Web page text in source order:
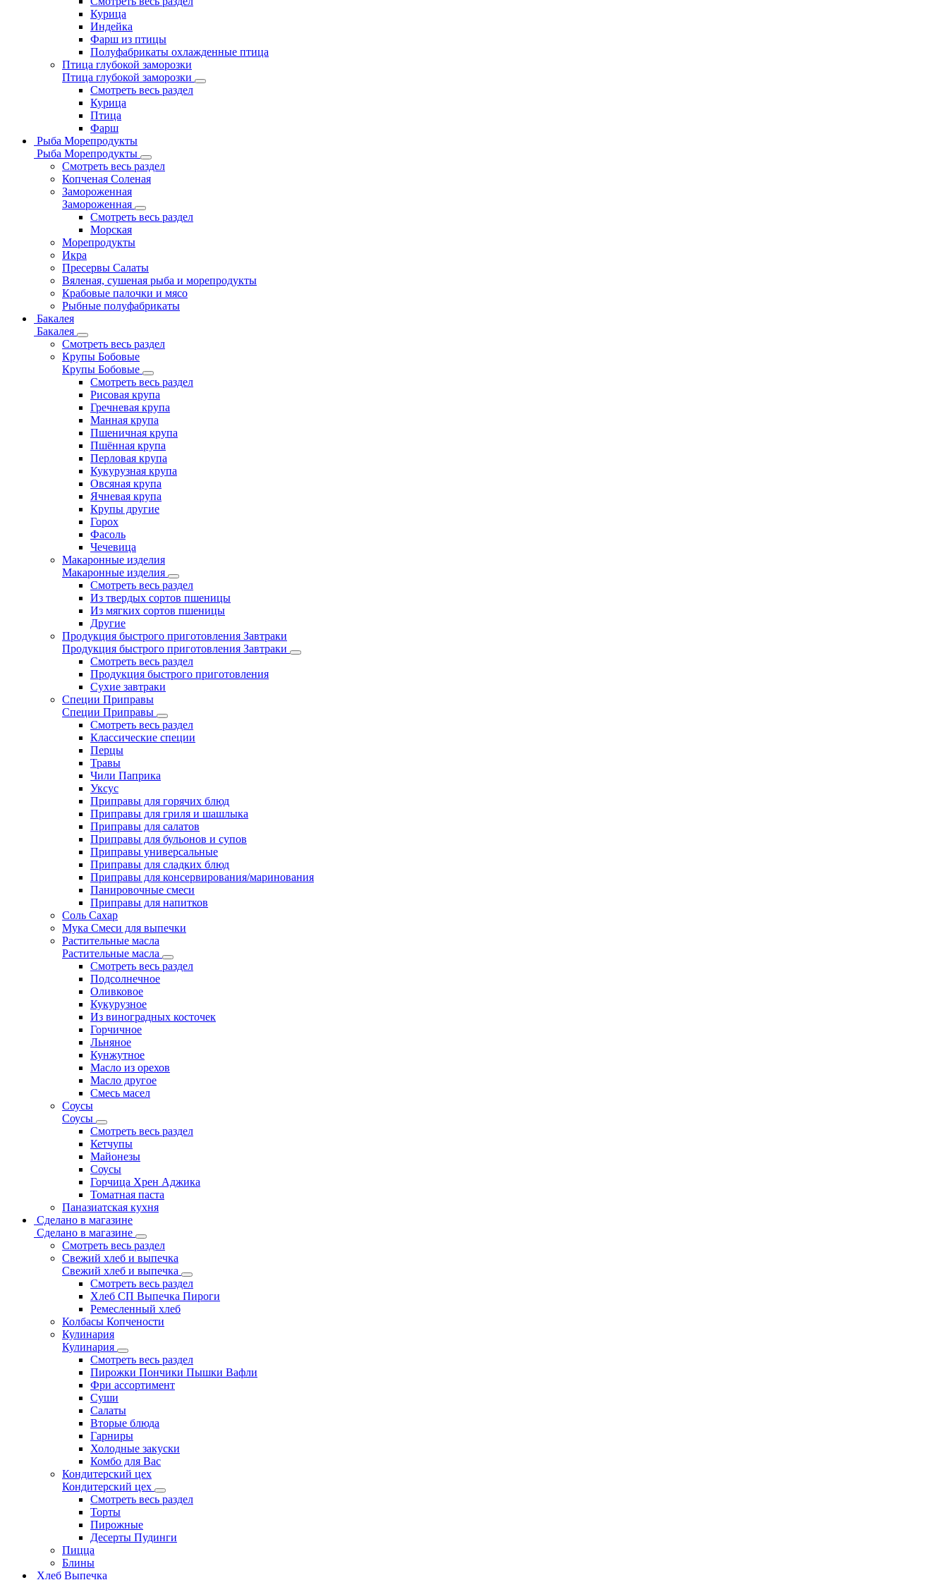
Курица
Индейка
Фарш из птицы
Полуфабрикаты охлажденные птица
Птица глубокой заморозки
Птица глубокой заморозки
Смотреть весь раздел
Курица
Птица
Фарш
Рыба Морепродукты
Рыба Морепродукты
Смотреть весь раздел
Копченая Соленая
Замороженная
Замороженная
Смотреть весь раздел
Морская
Морепродукты
Икра
Пресервы Салаты
Вяленая, сушеная рыба и морепродукты
Крабовые палочки и мясо
Рыбные полуфабрикаты
Бакалея
Бакалея
Смотреть весь раздел
Крупы Бобовые
Крупы Бобовые
Смотреть весь раздел
Рисовая крупа
Гречневая крупа
Манная крупа
Пшеничная крупа
Пшённая крупа
Перловая крупа
Кукурузная крупа
Овсяная крупа
Ячневая крупа
Крупы другие
Горох
Фасоль
Чечевица
Макаронные изделия
Макаронные изделия
Смотреть весь раздел
Из твердых сортов пшеницы
Из мягких сортов пшеницы
Другие
Продукция быстрого приготовления Завтраки
Продукция быстрого приготовления Завтраки
Смотреть весь раздел
Продукция быстрого приготовления
Сухие завтраки
Специи Приправы
Специи Приправы
Смотреть весь раздел
Классические специи
Перцы
Травы
Чили Паприка
Уксус
Приправы для горячих блюд
Приправы для гриля и шашлыка
Приправы для салатов
Приправы для бульонов и супов
Приправы универсальные
Приправы для сладких блюд
Приправы для консервирования/маринования
Панировочные смеси
Приправы для напитков
Соль Сахар
Мука Смеси для выпечки
Растительные масла
Растительные масла
Смотреть весь раздел
Подсолнечное
Оливковое
Кукурузное
Из виноградных косточек
Горчичное
Льняное
Кунжутное
Масло из орехов
Масло другое
Смесь масел
Соусы
Соусы
Смотреть весь раздел
Кетчупы
Майонезы
Соусы
Горчица Хрен Аджика
Томатная паста
Паназиатская кухня
Сделано в магазине
Сделано в магазине
Смотреть весь раздел
Свежий хлеб и выпечка
Свежий хлеб и выпечка
Смотреть весь раздел
Хлеб СП Выпечка Пироги
Ремесленный хлеб
Колбасы Копчености
Кулинария
Кулинария
Смотреть весь раздел
Пирожки Пончики Пышки Вафли
Фри ассортимент
Суши
Салаты
Вторые блюда
Гарниры
Холодные закуски
Комбо для Вас
Кондитерский цех
Кондитерский цех
Смотреть весь раздел
Торты
Пирожные
Десерты Пудинги
Пицца
Блины
Хлеб Выпечка